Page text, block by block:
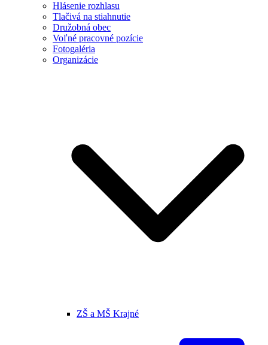
Hlásenie rozhlasu
Tlačivá na stiahnutie
Družobná obec
Voľné pracovné pozície
Fotogaléria
Organizácie
ZŠ a MŠ Krajné